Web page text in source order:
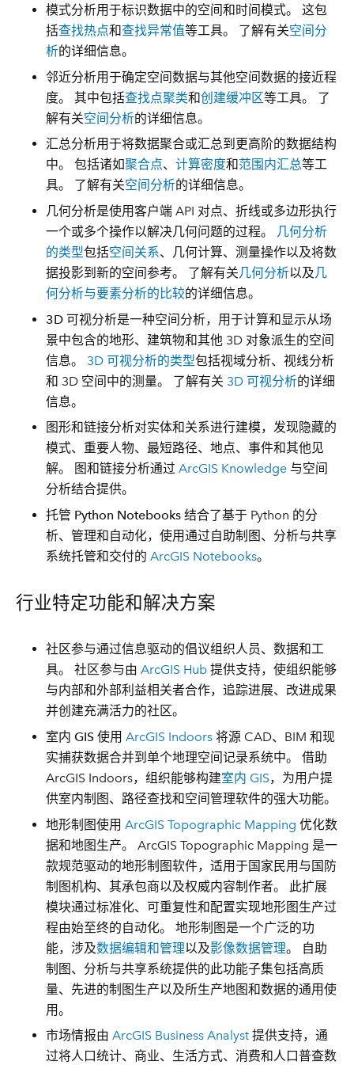
模式分析用于标识数据中的空间和时间模式。 这包
括查找热点和查找异常值等工具。 了解有关空间分
析的详细信息。
邻近分析用于确定空间数据与其他空间数据的接近程
度。 其中包括查找点聚类和创建缓冲区等工具。 了
解有关空间分析的详细信息。
汇总分析用于将数据聚合或汇总到更高阶的数据结构
中。 包括诸如聚合点、计算密度和范围内汇总等工
具。 了解有关空间分析的详细信息。
几何分析是使用客户端 API 对点、折线或多边形执行
一个或多个操作以解决几何问题的过程。 几何分析
的类型包括空间关系、几何计算、测量操作以及将数
据投影到新的空间参考。 了解有关几何分析以及几
何分析与要素分析的比较的详细信息。
3D 可视分析是一种空间分析，用于计算和显示从场
景中包含的地形、建筑物和其他 3D 对象派生的空间
信息。 3D 可视分析的类型包括视域分析、视线分析
和 3D 空间中的测量。 了解有关 3D 可视分析的详细
信息。
图形和链接分析对实体和关系进行建模，发现隐藏的
模式、重要人物、最短路径、地点、事件和其他见
解。 图和链接分析通过ArcGIS Knowledge 与空间
分析结合提供。
托管 Python Notebooks 结合了基于 Python 的分
析、管理和自动化，使用通过自助制图、分析与共享
系统托管和交付的ArcGIS Notebooks。
行业特定功能和解决方案
社区参与通过信息驱动的倡议组织人员、数据和工
具。 社区参与由ArcGIS Hub 提供支持，使组织能够
与内部和外部利益相关者合作，追踪进展、改进成果
并创建充满活力的社区。
室内 GIS 使用ArcGIS Indoors 将源 CAD、BIM 和现
实捕获数据合并到单个地理空间记录系统中。 借助
ArcGIS Indoors，组织能够构建室内 GIS，为用户提
供室内制图、路径查找和空间管理软件的强大功能。
地形制图使用ArcGIS Topographic Mapping 优化数
据和地图生产。 ArcGIS Topographic Mapping 是一
款规范驱动的地形制图软件，适用于国家民用与国防
制图机构、其承包商以及权威内容制作者。 此扩展
模块通过标准化、可重复性和配置实现地形图生产过
程由始至终的自动化。 地形制图是一个广泛的功
能，涉及数据编辑和管理以及影像数据管理。 自助
制图、分析与共享系统提供的此功能子集包括高质
量、先进的制图生产以及所生产地图和数据的通用使
用。
市场情报由ArcGIS Business Analyst 提供支持，通
过将人口统计、商业、生活方式、消费和人口普查数